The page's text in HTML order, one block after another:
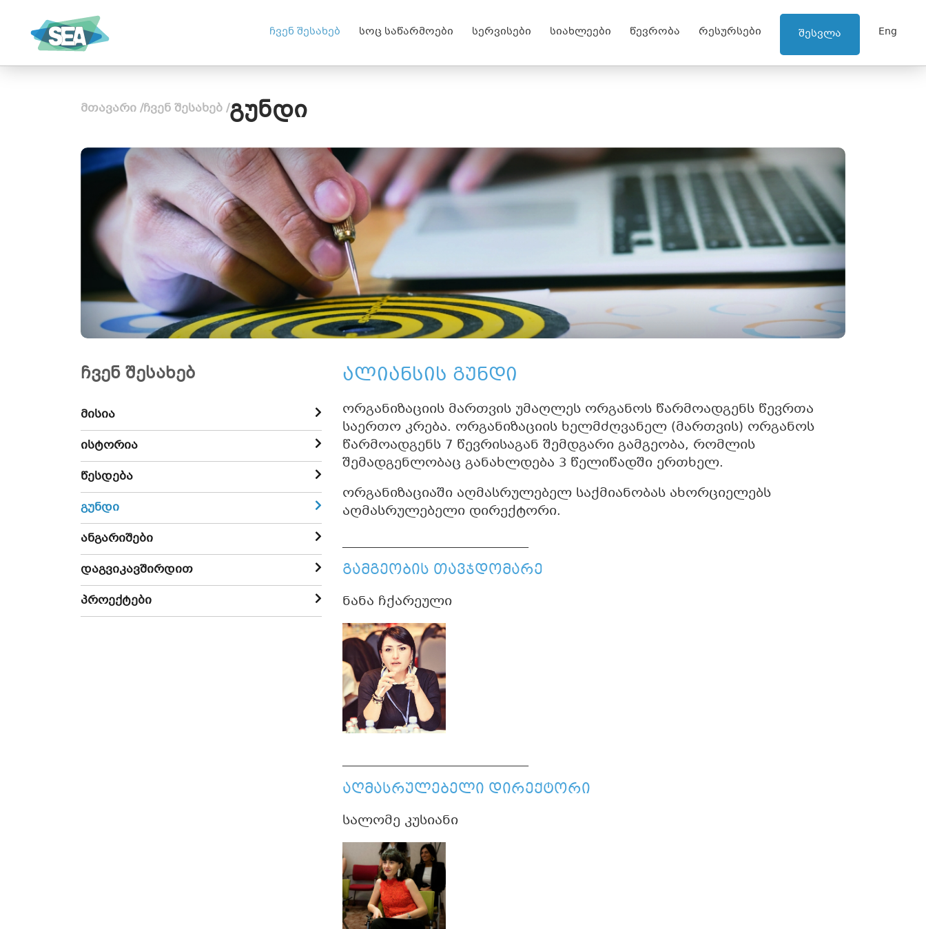
Eng
შესვლა
ჩვენ შესახებ სოც საწარმოები სერვისები სიახლეები წევრობა რესურსები
მთავარი /ჩვენ შესახებ /გუნდი
ჩვენ შესახებ
მისია
ისტორია
წესდება
გუნდი
ანგარიშები
დაგვიკავშირდით
პროექტები
ალიანსის გუნდი
ორგანიზაციის მართვის უმაღლეს ორგანოს წარმოადგენს წევრთა
საერთო კრება. ორგანიზაციის ხელმძღვანელ (მართვის) ორგანოს
წარმოადგენს 7 წევრისაგან შემდგარი გამგეობა, რომლის
შემადგენლობაც განახლდება 3 წელიწადში ერთხელ.
ორგანიზაციაში აღმასრულებელ საქმიანობას ახორციელებს
აღმასრულებელი დირექტორი.
გამგეობის თავჯდომარე
ნანა ჩქარეული
აღმასრულებელი დირექტორი
სალომე კუსიანი